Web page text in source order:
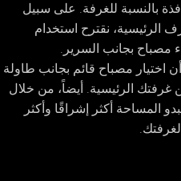
بالنسبة للغرفة. على سبيل
الرئيسية، نقترح استخدام
مصباح بجانب السرير.
اختيار مصباح قائم بجانب طاولة
غرفتك الرئيسية. أيضاً، من خلال
المساحة أكثر إشراقًا وأكثر